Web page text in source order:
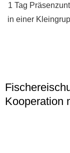
1 Tag
in einer
Kooperation